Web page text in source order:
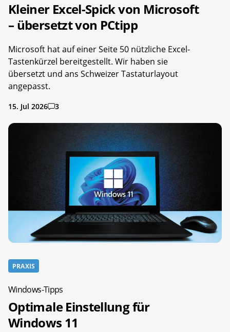
Kleiner Excel-Spick von Microsoft
– übersetzt von PCtipp
Microsoft hat auf einer Seite 50 nützliche Excel-
Tastenkürzel bereitgestellt. Wir haben sie
übersetzt und ans Schweizer Tastaturlayout
angepasst.
15. Jul 2026 3
PRAXIS
Windows-Tipps
Optimale Einstellung für
Windows 11